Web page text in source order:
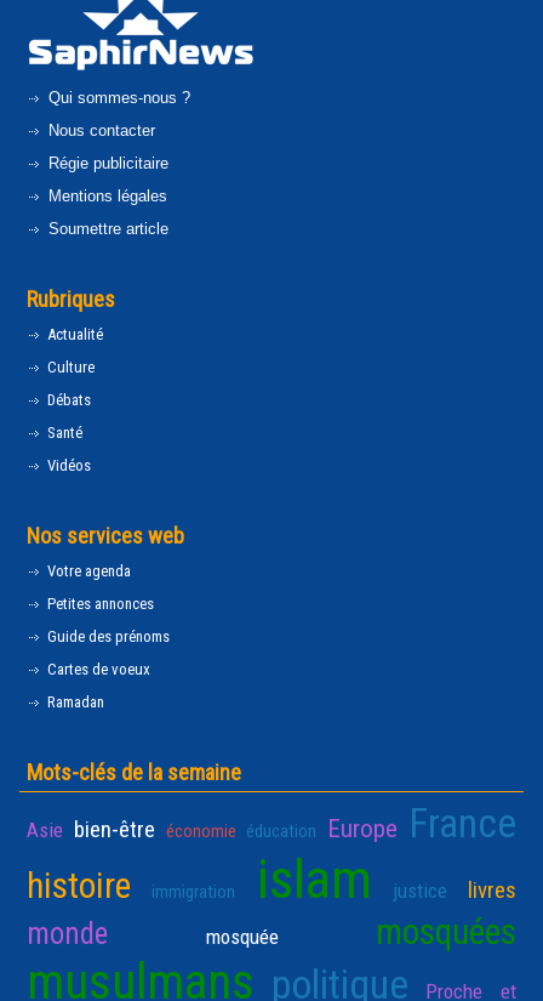
Qui sommes-nous ?
Nous contacter
Régie publicitaire
Mentions légales
Soumettre article
Rubriques
Actualité
Culture
Débats
Santé
Vidéos
Nos services web
Votre agenda
Petites annonces
Guide des prénoms
Cartes de voeux
Ramadan
Mots-clés de la semaine
Asie bien-être économie éducation Europe France
histoire immigration islam justice livres
monde mosquée mosquées
musulmans politique Proche et